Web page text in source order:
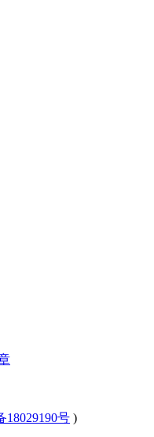
18029190号 )